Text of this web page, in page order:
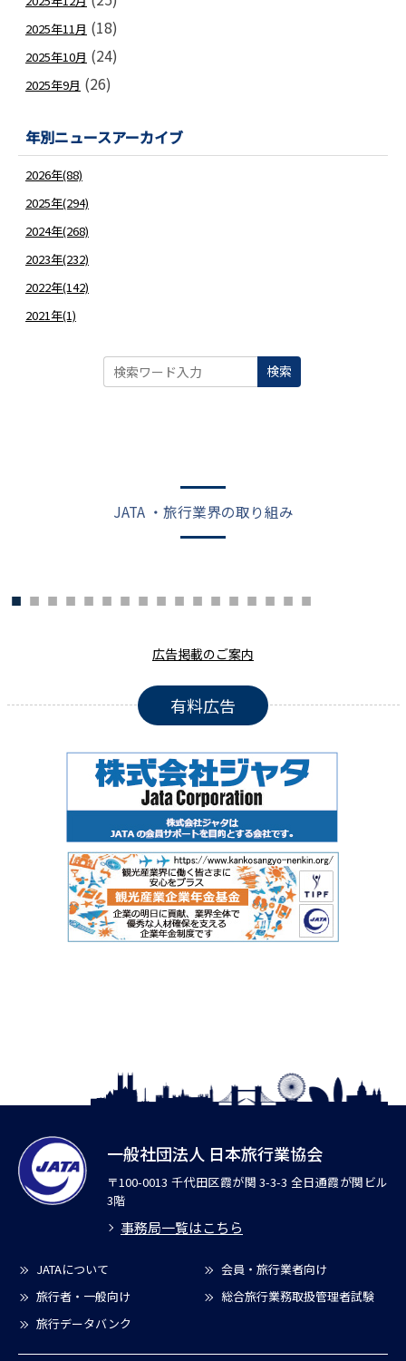
2025年11月 (18)
2025年10月 (24)
2025年9月 (26)
年別ニュースアーカイブ
2026年(88)
2025年(294)
2024年(268)
2023年(232)
2022年(142)
2021年(1)
検索
JATA ・旅行業界の取り組み
広告掲載のご案内
有料広告
一般社団法人 日本旅行業協会
〒100-0013 千代田区霞が関 3-3-3 全日通霞が関ビル
3階
事務局一覧はこちら
JATAについて
会員・旅行業者向け
旅行者・一般向け
総合旅行業務取扱管理者試験
旅行データバンク